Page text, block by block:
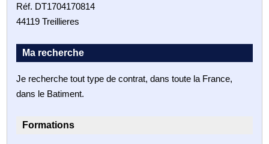
Réf. DT1704170814
44119 Treillieres
Ma recherche
Je recherche tout type de contrat, dans toute la France,
dans le Batiment.
Formations